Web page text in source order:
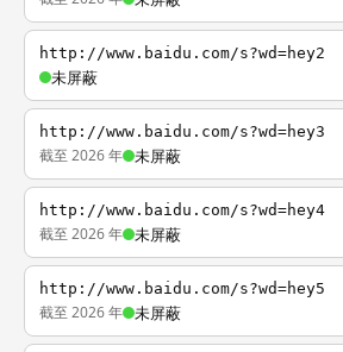
http://www.baidu.com/s?wd=hey2
未屏蔽
http://www.baidu.com/s?wd=hey3
截至 2026 年 未屏蔽
http://www.baidu.com/s?wd=hey4
截至 2026 年 未屏蔽
http://www.baidu.com/s?wd=hey5
截至 2026 年 未屏蔽